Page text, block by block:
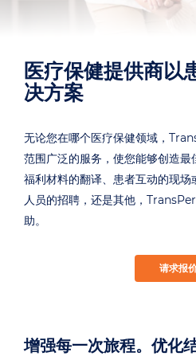
医疗保健提供商以
决方案
无论您在哪个医疗保健领域，
范围广泛的服务，使您能够创造
福利材料的翻译、患者互动的现
人员的招聘，还是其他，
助。
请求报
增强每一次旅程。优化结